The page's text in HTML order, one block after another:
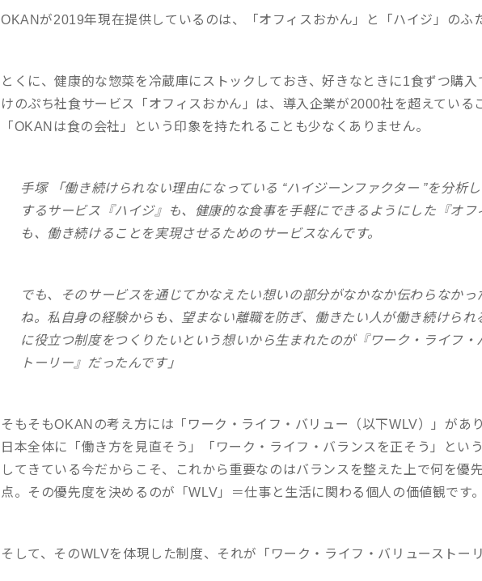
OKANが2019年現在提供しているのは、「オフィスおかん」と「ハイジ」のふ
とくに、健康的な惣菜を冷蔵庫にストックしておき、好きなときに1食ずつ購入
けのぷち社食サービス「オフィスおかん」は、導入企業が2000社を超えている
「OKANは食の会社」という印象を持たれることも少なくありません。
手塚 「働き続けられない理由になっている “ハイジーンファクター ”を分析
するサービス『ハイジ』も、健康的な食事を手軽にできるようにした『オフ
も、働き続けることを実現させるためのサービスなんです。
でも、そのサービスを通じてかなえたい想いの部分がなかなか伝わらなかっ
ね。私自身の経験からも、望まない離職を防ぎ、働きたい人が働き続けられ
に役立つ制度をつくりたいという想いから生まれたのが『ワーク・ライフ・
トーリー』だったんです」
そもそもOKANの考え方には「ワーク・ライフ・バリュー（以下WLV）」があ
日本全体に「働き方を見直そう」「ワーク・ライフ・バランスを正そう」とい
してきている今だからこそ、これから重要なのはバランスを整えた上で何を優
点。その優先度を決めるのが「WLV」＝仕事と生活に関わる個人の価値観です。
そして、そのWLVを体現した制度、それが「ワーク・ライフ・バリューストー